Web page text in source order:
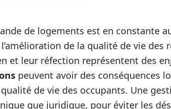
de logements est en constante
de la qualité de vie des
et leur réfection représentent des
peuvent avoir des conséquences
de vie des occupants. Une
que juridique, pour éviter les